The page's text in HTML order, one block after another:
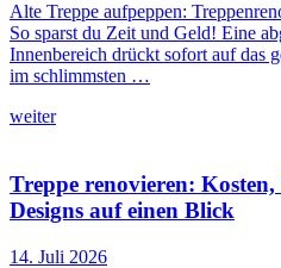
Alte Treppe aufpeppen:
So sparst du Zeit und Geld! Eine
Innenbereich drückt sofort auf das
im schlimmsten …
weiter
Treppe renovieren:
Designs auf einen Blick
14. Juli 2026